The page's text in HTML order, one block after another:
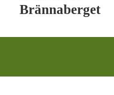
Brännaberget